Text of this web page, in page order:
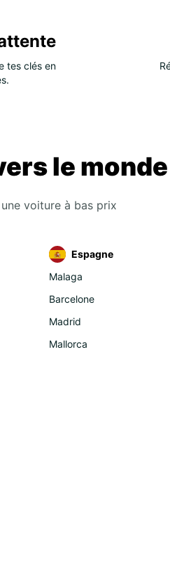
tes clés en
le monde
voiture à bas prix
Espagne
Malaga
Barcelone
Madrid
Mallorca